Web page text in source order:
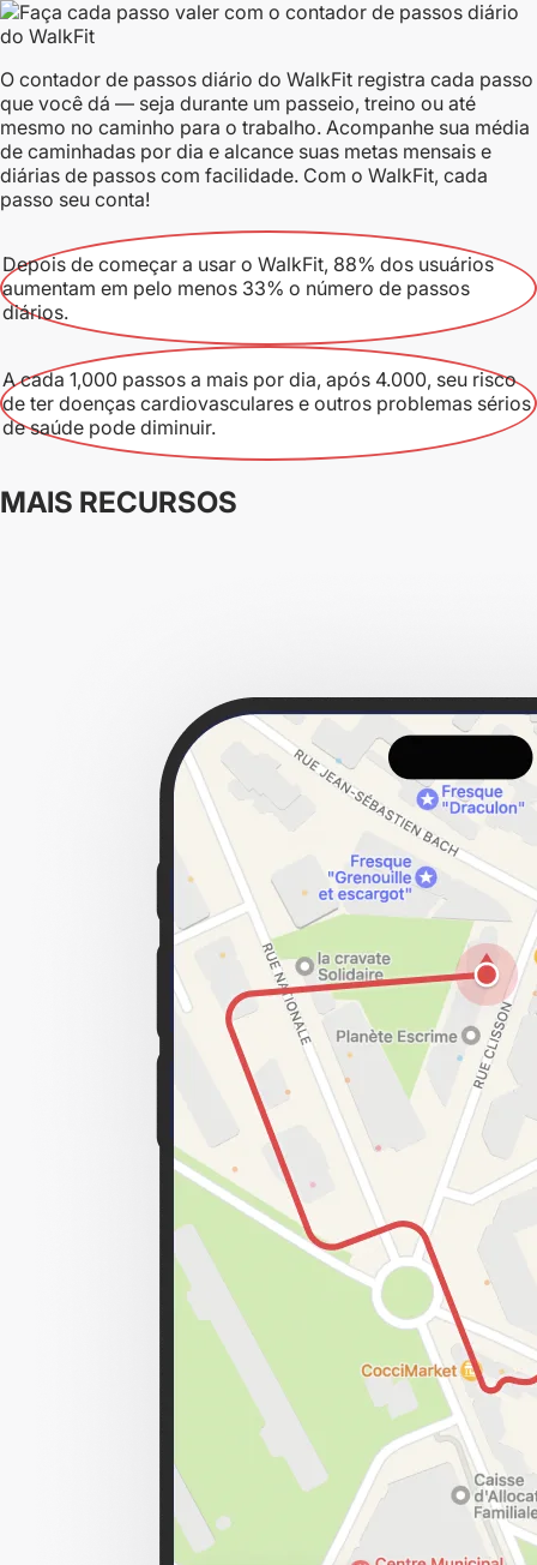
O contador de passos diário do WalkFit registra cada passo
que você dá — seja durante um passeio, treino ou até
mesmo no caminho para o trabalho. Acompanhe sua média
de caminhadas por dia e alcance suas metas mensais e
diárias de passos com facilidade. Com o WalkFit, cada
passo seu conta!
Depois de começar a usar o WalkFit, 88% dos usuários
aumentam em pelo menos 33% o número de passos
diários.
A cada 1,000 passos a mais por dia, após 4.000, seu risco
de ter doenças cardiovasculares e outros problemas sérios
de saúde pode diminuir.
MAIS RECURSOS